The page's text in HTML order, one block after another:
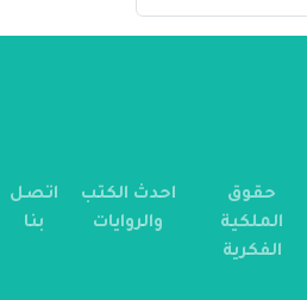
حقوق
الملكية
الفكرية
احدث الكتب
والروايات
اتصل
بنا